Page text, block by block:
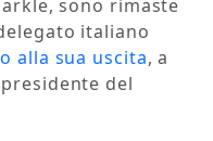
sono rimaste
italiano
alla sua uscita, a
del